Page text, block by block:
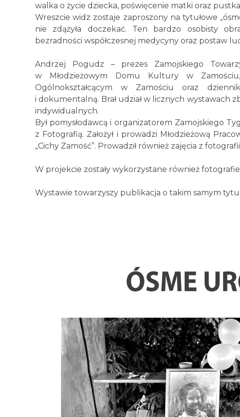
walka o życie dziecka, poświęcenie matki oraz
Wreszcie widz zostaje zaproszony na tytułowe
nie zdążyła doczekać. Ten bardzo osobisty
bezradności współczesnej medycyny oraz postaw
Andrzej Pogudz – prezes Zamojskiego
w Młodzieżowym Domu Kultury w
Ogólnokształcącym w Zamościu oraz
i dokumentalną. Brał udział w licznych
indywidualnych.
Był pomysłodawcą i organizatorem Zamojskiego
z Fotografią. Założył i prowadzi Młodzieżową
„Cichy Zamość”. Prowadził również zajęcia z
W projekcie zostały wykorzystane również
Wystawie towarzyszy publikacja o takim samym